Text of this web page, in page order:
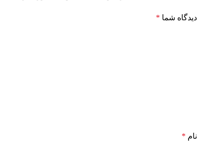
دیدگاه شما *
نام *